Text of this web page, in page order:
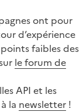
ont pour
d’expérience
faibles des
le forum de
API et les
la newsletter !